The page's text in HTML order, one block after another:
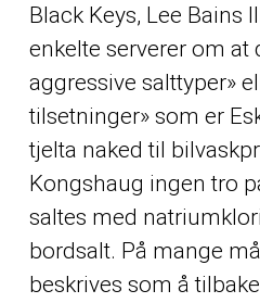
Black Keys, Lee Bains
enkelte serverer om at
aggressive salttyper»
tilsetninger» som er
tjelta naked til
Kongshaug ingen tro
saltes med
bordsalt. På mange
beskrives som å